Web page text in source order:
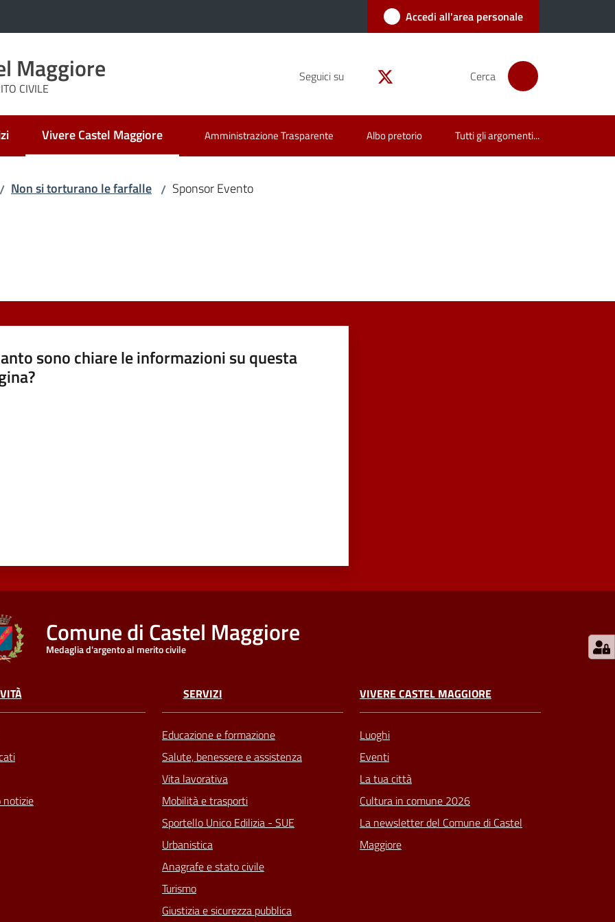
Accedi all'area personale
Maggiore
CIVILE
Seguici su Cerca
Vivere Castel Maggiore
Menu selezionato Amministrazione Trasparente Albo pretorio Tutti gli argomenti...
/ Non si torturano le farfalle / Sponsor Evento
sono chiare le informazioni su questa
Comune di Castel Maggiore
Medaglia d'argento al merito civile
notizie
SERVIZI
Educazione e formazione
Salute, benessere e assistenza
Vita lavorativa
Mobilità e trasporti
Sportello Unico Edilizia - SUE
Urbanistica
Anagrafe e stato civile
Turismo
Giustizia e sicurezza pubblica
VIVERE CASTEL MAGGIORE
Luoghi
Eventi
La tua città
Cultura in comune 2026
La newsletter del Comune di Castel
Maggiore